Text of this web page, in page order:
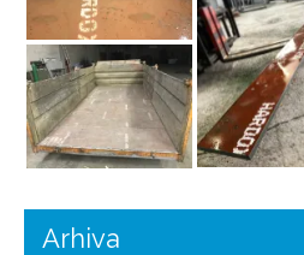
Arhiva